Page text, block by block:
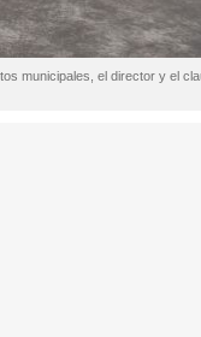
municipales, el director y el